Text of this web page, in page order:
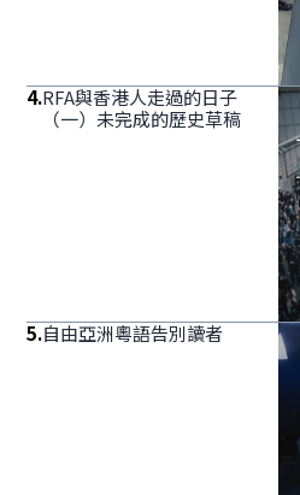
4.RFA與香港人走過的日子
（一）未完成的歷史草稿
5.自由亞洲粵語告別讀者